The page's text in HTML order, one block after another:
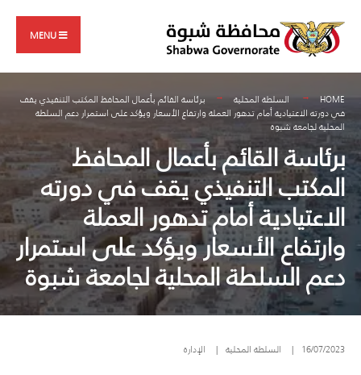
content
MENU
HOME السلطة المحلية
برئاسة القائم بأعمال المحافظ المكتب التنفيذي يقف
في دورته الاعتيادية أمام تدهور العملة وارتفاع الأسعار ويؤكد على استمرار دعم السلطة
المحلية لجامعة شبوة
برئاسة القائم بأعمال المحافظ
المكتب التنفيذي يقف في دورته
الاعتيادية أمام تدهور العملة
وارتفاع الأسعار ويؤكد على استمرار
دعم السلطة المحلية لجامعة شبوة
16/07/2023
| السلطة المحلية | الإدارة
for: